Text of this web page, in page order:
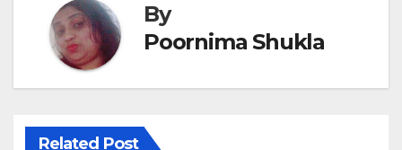
By
Poornima Shukla
Related Post